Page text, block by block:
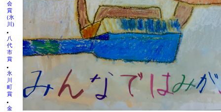
会
賞
(氷
川)
八
代
市
賞
氷
川
町
賞
金